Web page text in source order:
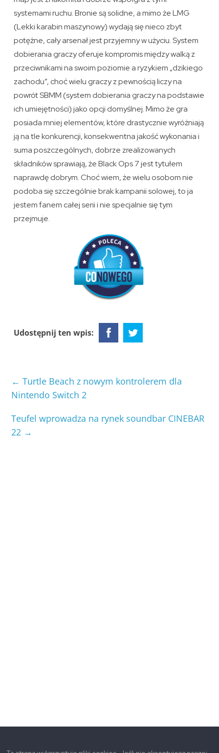
systemami ruchu. Bronie są solidne, a mimo że LMG
(Lekki karabin maszynowy) wydają się nieco zbyt
potężne, cały arsenał jest przyjemny w użyciu. System
dobierania graczy oferuje kompromis między walką z
przeciwnikami na swoim poziomie a ryzykiem „dzikiego
zachodu”, choć wielu graczy z pewnością liczy na
powrót SBMM (system dobierania graczy na podstawie
ich umiejętności) jako opcji domyślnej. Mimo że gra
posiada mniej elementów, które drastycznie wyróżniają
ją na tle konkurencji, konsekwentna jakość wykonania i
suma poszczególnych, dobrze zrealizowanych
składników sprawiają, że Black Ops 7 jest tytułem
naprawdę dobrym. Choć wiem, że wielu osobom nie
podoba się szczególnie brak kampanii solowej, to ja
jestem fanem całej serii i nie specjalnie się tym
przejmuje.
Udostępnij ten wpis:
← Turtle Beach z nowym kontrolerem dla
Nintendo Switch 2
Teufel wprowadza na rynek soundbar CINEBAR
22 →